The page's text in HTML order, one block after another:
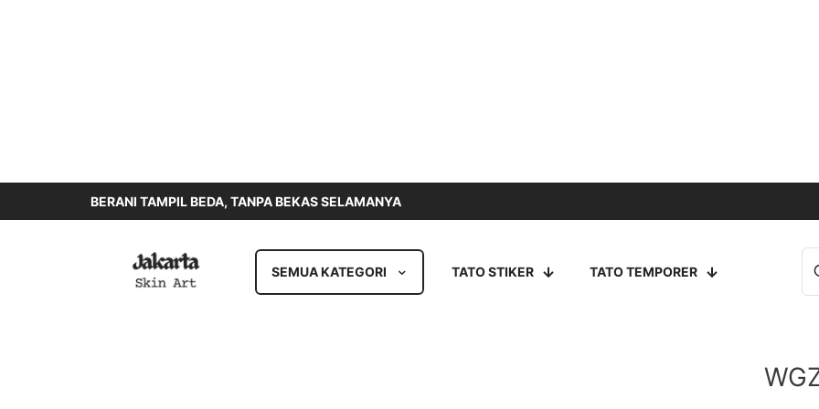
BERANI TAMPIL BEDA, TANPA BEKAS SELAMANYA
SEMUA KATEGORI TATO STIKER TATO TEMPORER